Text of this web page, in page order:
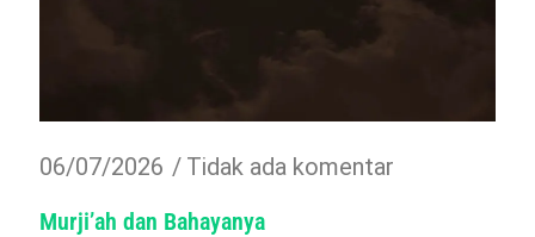
06/07/2026
Tidak ada komentar
Murji’ah dan Bahayanya